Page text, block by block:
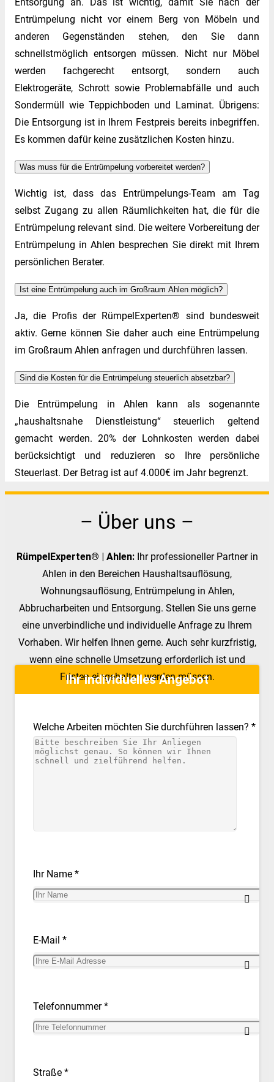
Entrümpelung nicht vor einem Berg von Möbeln und
anderen Gegenständen stehen, den Sie dann
schnellstmöglich entsorgen müssen. Nicht nur Möbel
werden fachgerecht entsorgt, sondern auch
Elektrogeräte, Schrott sowie Problemabfälle und auch
Sondermüll wie Teppichboden und Laminat. Übrigens:
Die Entsorgung ist in Ihrem Festpreis bereits inbegriffen.
Es kommen dafür keine zusätzlichen Kosten hinzu.
Was muss für die Entrümpelung vorbereitet werden?
Wichtig ist, dass das Entrümpelungs-Team am Tag
selbst Zugang zu allen Räumlichkeiten hat, die für die
Entrümpelung relevant sind. Die weitere Vorbereitung der
Entrümpelung in Ahlen besprechen Sie direkt mit Ihrem
persönlichen Berater.
Ist eine Entrümpelung auch im Großraum Ahlen möglich?
Ja, die Profis der RümpelExperten® sind bundesweit
aktiv. Gerne können Sie daher auch eine Entrümpelung
im Großraum Ahlen anfragen und durchführen lassen.
Sind die Kosten für die Entrümpelung steuerlich absetzbar?
Die Entrümpelung in Ahlen kann als sogenannte
„haushaltsnahe Dienstleistung“ steuerlich geltend
gemacht werden. 20% der Lohnkosten werden dabei
berücksichtigt und reduzieren so Ihre persönliche
Steuerlast. Der Betrag ist auf 4.000€ im Jahr begrenzt.
– Über uns –
RümpelExperten® | Ahlen:Ihr professioneller Partner in
Ahlen in den Bereichen Haushaltsauflösung,
Wohnungsauflösung, Entrümpelung in Ahlen,
Abbrucharbeiten und Entsorgung. Stellen Sie uns gerne
eine unverbindliche und individuelle Anfrage zu Ihrem
Vorhaben. Wir helfen Ihnen gerne. Auch sehr kurzfristig,
wenn eine schnelle Umsetzung erforderlich ist und
Fristen eingehalten werden müssen.
Ihr individuelles Angebot
Welche Arbeiten möchten Sie durchführen lassen? *
Ihr Name *
E-Mail *
Telefonnummer *
Straße *